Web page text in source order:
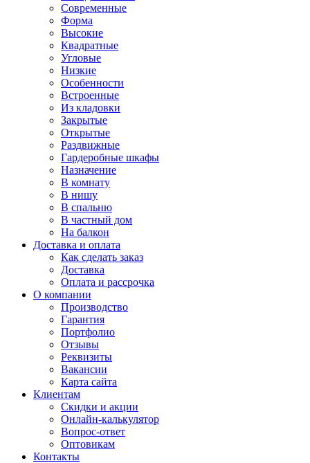
Современные
Форма
Высокие
Квадратные
Угловые
Низкие
Особенности
Встроенные
Из кладовки
Закрытые
Открытые
Раздвижные
Гардеробные шкафы
Назначение
В комнату
В нишу
В спальню
В частный дом
На балкон
Доставка и оплата
Как сделать заказ
Доставка
Оплата и рассрочка
О компании
Производство
Гарантия
Портфолио
Отзывы
Реквизиты
Вакансии
Карта сайта
Клиентам
Скидки и акции
Онлайн-калькулятор
Вопрос-ответ
Оптовикам
Контакты